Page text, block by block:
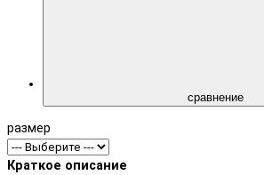
сравнение
размер
Краткое описание